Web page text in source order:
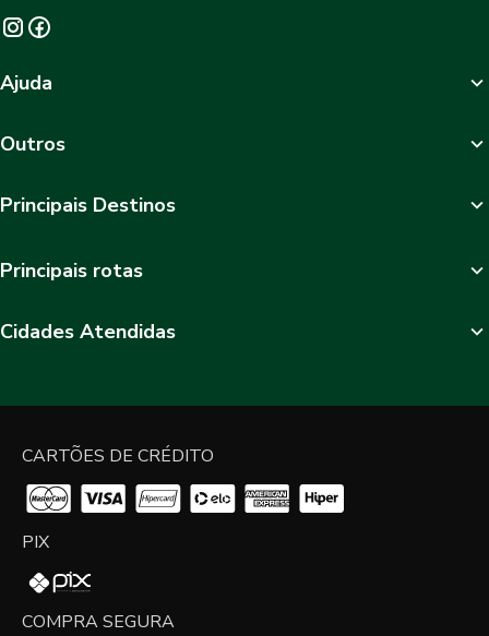
Ajuda
Outros
Principais Destinos
Principais rotas
Cidades Atendidas
CARTÕES DE CRÉDITO
PIX
COMPRA SEGURA